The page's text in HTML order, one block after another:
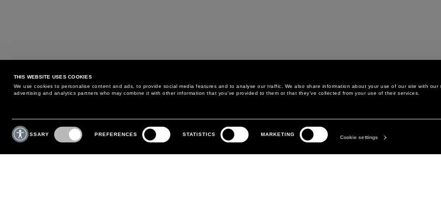
THIS WEBSITE USES COOKIES
We use cookies to personalise content and ads, to provide social media features and to analyse our traffic. We also share information about your use of our site with our
advertising and analytics partners who may combine it with other information that you’ve provided to them or that they’ve collected from your use of their services.
Consent
Selection
NECESSARY PREFERENCES STATISTICS MARKETING
Cookie settings
BESOIN D'AIDE ?
TÉLÉPHONE :
+39 02 8295 6969
DU LUNDI AU VENDREDI
SERVICE CLIENTS
POLITIQUE D'ÉCHANGE ET
LEGAL AREA
POLITIQUE DE
CONFIDENTIALITÉ
LA MARQUE
ABOUT